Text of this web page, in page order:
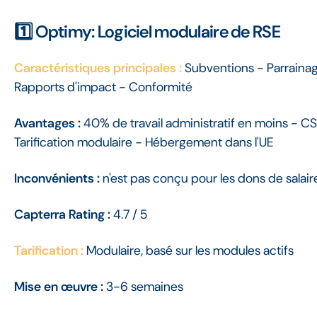
1️⃣ Optimy: Logiciel modulaire de RSE
Caractéristiques principales :Subventions -
Rapports d'impact - Conformité
Avantages :40% de travail administratif en moins -
Tarification modulaire - Hébergement dans l'UE
Inconvénients :n'est pas conçu pour les dons de
Capterra Rating :4.7 / 5
Tarification : Modulaire, basé sur les modules actifs
Mise en œuvre :3-6 semaines